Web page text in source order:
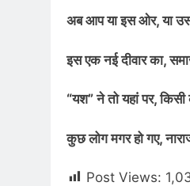
अब आप या इस ओर, या
इस एक नई दीवार का,
“यश” ने तो यहां पर, किसी
कुछ लोग मगर हो गए,
Post Views: